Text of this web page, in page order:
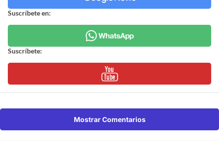
Suscríbete en:
Suscríbete:
Mostrar Comentarios